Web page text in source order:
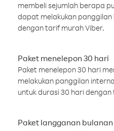
membeli sejumlah berapa
dapat melakukan panggilan
dengan tarif murah Viber.
Paket menelepon 30 hari
Paket menelepon 30 hari
melakukan panggilan
untuk durasi 30 hari
Paket langganan bulanan